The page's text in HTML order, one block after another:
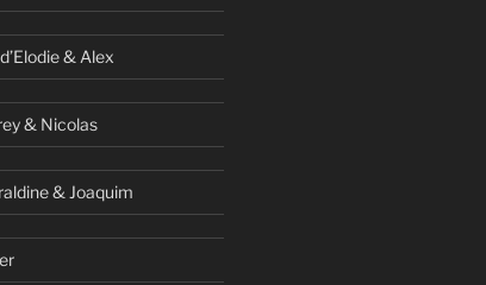
& Alex
& Nicolas
& Joaquim